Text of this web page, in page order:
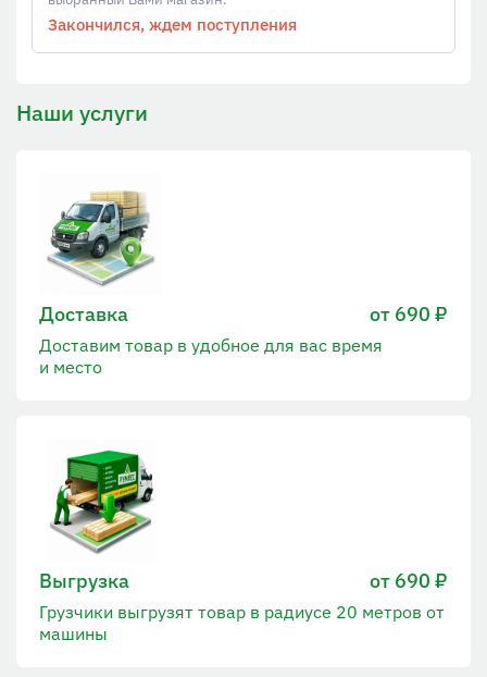
Закончился, ждем поступления
Наши услуги
Доставка от 690 ₽
Доставим товар в удобное для вас время
и место
Выгрузка от 690 ₽
Грузчики выгрузят товар в радиусе 20 метров от
машины